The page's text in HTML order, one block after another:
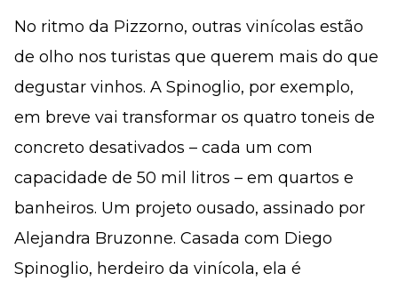
No ritmo da Pizzorno, outras vinícolas estão
de olho nos turistas que querem mais do que
degustar vinhos. A Spinoglio, por exemplo,
em breve vai transformar os quatro toneis de
concreto desativados – cada um com
capacidade de 50 mil litros – em quartos e
banheiros. Um projeto ousado, assinado por
Alejandra Bruzonne. Casada com Diego
Spinoglio, herdeiro da vinícola, ela é